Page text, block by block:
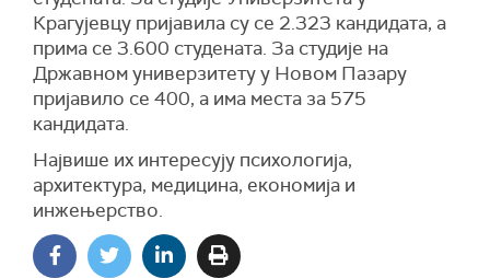
Крагујевцу пријавила су се 2.323 кандидата, а
прима се 3.600 студената. За студије на
Државном универзитету у Новом Пазару
пријавило се 400, а има места за 575
кандидата.
Највише их интересују психологија,
архитектура, медицина, економија и
инжењерство.